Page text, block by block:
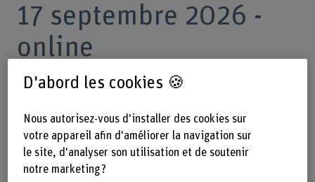
17 septembre 2026 -
online
l’alimentaire? La filière d’études en
Food Science & Management vous
permet d’acquérir, outre des
D'abord les cookies 🍪
Nous autorisez-vous d'installer des cookies sur
votre appareil afin d'améliorer la navigation sur
le site, d'analyser son utilisation et de soutenir
notre marketing ?